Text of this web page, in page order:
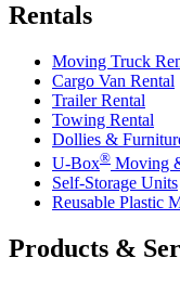
Rentals
Moving Truck
Cargo Van Rental
Trailer Rental
Towing Rental
Dollies &
U-Box® Moving
Self-Storage Units
Reusable Plastic
Products &